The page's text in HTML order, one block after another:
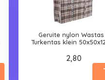
Geruite nylon
Turkentas klein
2,80